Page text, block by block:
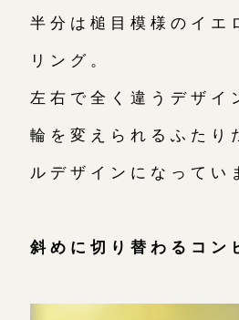
半分は槌目模様のイエ
リング。
左右で全く違うデザイ
輪を変えられるふたり
ルデザインになってい
斜めに切り替わるコン